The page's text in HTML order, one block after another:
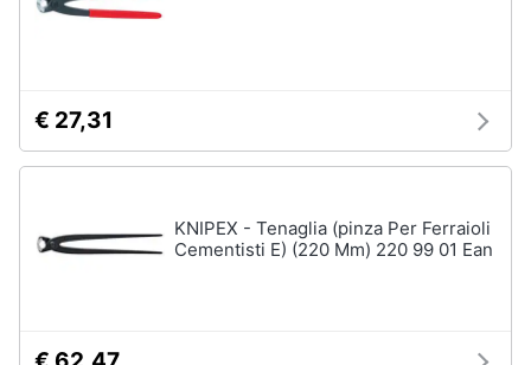
€ 27,31
KNIPEX - Tenaglia (pinza Per Ferraioli
Cementisti E) (220 Mm) 220 99 01 Ean